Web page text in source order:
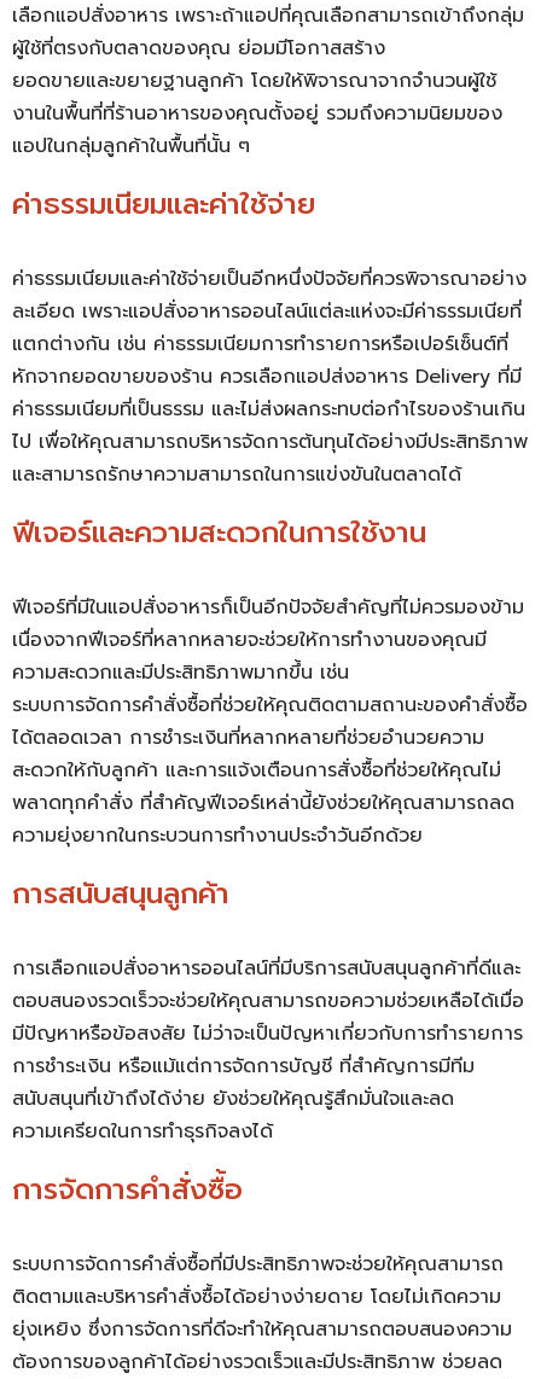
เลือกแอปสั่งอาหาร เพราะถ้าแอปที่คุณเลือกสามารถเข้าถึงกลุ่ม
ผู้ใช้ที่ตรงกับตลาดของคุณ ย่อมมีโอกาสสร้าง
ยอดขายและขยายฐานลูกค้า โดยให้พิจารณาจากจำนวนผู้ใช้
งานในพื้นที่ที่ร้านอาหารของคุณตั้งอยู่ รวมถึงความนิยมของ
แอปในกลุ่มลูกค้าในพื้นที่นั้น ๆ
ค่าธรรมเนียมและค่าใช้จ่าย
ค่าธรรมเนียมและค่าใช้จ่ายเป็นอีกหนึ่งปัจจัยที่ควรพิจารณาอย่าง
ละเอียด เพราะแอปสั่งอาหารออนไลน์แต่ละแห่งจะมีค่าธรรมเนียที่
แตกต่างกัน เช่น ค่าธรรมเนียมการทำรายการหรือเปอร์เซ็นต์ที่
หักจากยอดขายของร้าน ควรเลือกแอปส่งอาหาร Delivery ที่มี
ค่าธรรมเนียมที่เป็นธรรม และไม่ส่งผลกระทบต่อกำไรของร้านเกิน
ไป เพื่อให้คุณสามารถบริหารจัดการต้นทุนได้อย่างมีประสิทธิภาพ
และสามารถรักษาความสามารถในการแข่งขันในตลาดได้
ฟีเจอร์และความสะดวกในการใช้งาน
ฟีเจอร์ที่มีในแอปสั่งอาหารก็เป็นอีกปัจจัยสำคัญที่ไม่ควรมองข้าม
เนื่องจากฟีเจอร์ที่หลากหลายจะช่วยให้การทำงานของคุณมี
ความสะดวกและมีประสิทธิภาพมากขึ้น เช่น
ระบบการจัดการคำสั่งซื้อที่ช่วยให้คุณติดตามสถานะของคำสั่งซื้อ
ได้ตลอดเวลา การชำระเงินที่หลากหลายที่ช่วยอำนวยความ
สะดวกให้กับลูกค้า และการแจ้งเตือนการสั่งซื้อที่ช่วยให้คุณไม่
พลาดทุกคำสั่ง ที่สำคัญฟีเจอร์เหล่านี้ยังช่วยให้คุณสามารถลด
ความยุ่งยากในกระบวนการทำงานประจำวันอีกด้วย
การสนับสนุนลูกค้า
การเลือกแอปสั่งอาหารออนไลน์ที่มีบริการสนับสนุนลูกค้าที่ดีและ
ตอบสนองรวดเร็วจะช่วยให้คุณสามารถขอความช่วยเหลือได้เมื่อ
มีปัญหาหรือข้อสงสัย ไม่ว่าจะเป็นปัญหาเกี่ยวกับการทำรายการ
การชำระเงิน หรือแม้แต่การจัดการบัญชี ที่สำคัญการมีทีม
สนับสนุนที่เข้าถึงได้ง่าย ยังช่วยให้คุณรู้สึกมั่นใจและลด
ความเครียดในการทำธุรกิจลงได้
การจัดการคำสั่งซื้อ
ระบบการจัดการคำสั่งซื้อที่มีประสิทธิภาพจะช่วยให้คุณสามารถ
ติดตามและบริหารคำสั่งซื้อได้อย่างง่ายดาย โดยไม่เกิดความ
ยุ่งเหยิง ซึ่งการจัดการที่ดีจะทำให้คุณสามารถตอบสนองความ
ต้องการของลูกค้าได้อย่างรวดเร็วและมีประสิทธิภาพ ช่วยลด